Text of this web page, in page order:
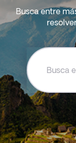
Busca entre
Busca
el
centro
de
ayuda
de
Exoticca